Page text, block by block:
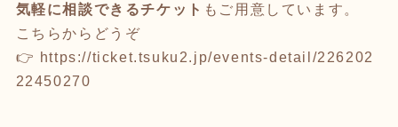
気軽に相談できるチケット もご用意しています。
こちらからどうぞ
👉 https://ticket.tsuku2.jp/events-detail/226202
22450270